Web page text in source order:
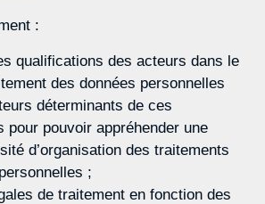
:
qualifications des acteurs dans le
des données personnelles
déterminants de ces
pour pouvoir appréhender une
d’organisation des traitements
;
de traitement en fonction des